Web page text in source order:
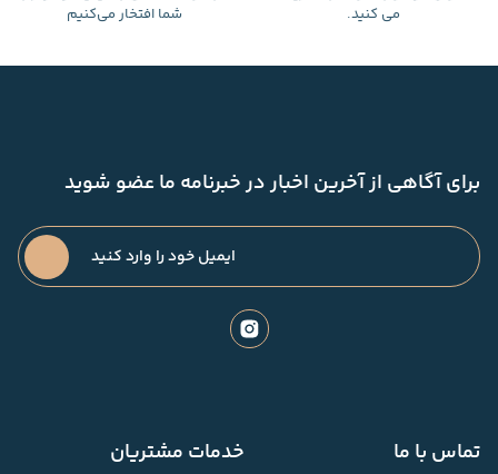
می کنید.
شما افتخار می‌کنیم
برای آگاهی از آخرین اخبار در خبرنامه ما عضو شوید
تماس با ما خدمات مشتریان